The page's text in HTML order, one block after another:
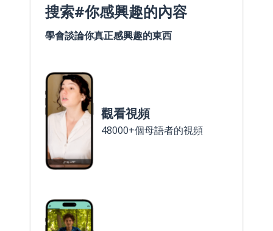
搜索#你感興趣的內容
學會談論你真正感興趣的東西
觀看視頻
48000+個母語者的視頻